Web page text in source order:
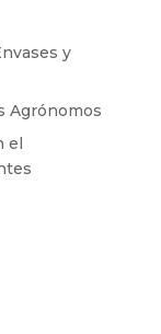
y
Agrónomos
el